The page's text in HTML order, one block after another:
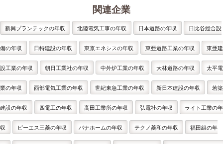
関連企業
新興プランテックの年収 北陸電気工事の年収 日本道路の年収 日比谷総合設
備の年収 日特建設の年収 東京エネシスの年収 東亜道路工業の年収 東亜建
設工業の年収 朝日工業社の年収 中外炉工業の年収 大林道路の年収 太平電
業の年収 西部電気工業の年収 世紀東急工業の年収 新日本建設の年収 若築
建設の年収 四電工の年収 高田工業所の年収 弘電社の年収 ライト工業の年
収 ピーエス三菱の年収 パナホームの年収 テクノ菱和の年収 福田組の年